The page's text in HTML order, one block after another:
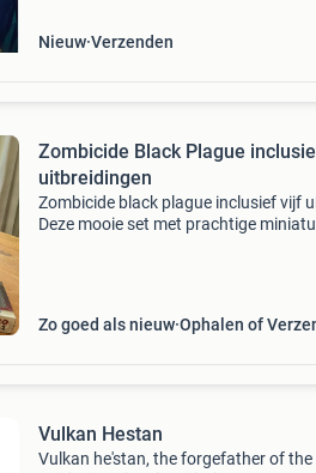
Nieuw Verzenden
Zombicide Black Plague
uitbreidingen
Zombicide black plague inclusief vijf
Deze mooie set met prachtige
Zo goed als nieuw Ophalen of
Vulkan Hestan
Vulkan he'stan, the forgefather of